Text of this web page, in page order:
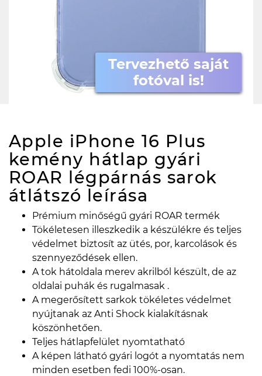
Tervezhető saját
fotóval is!
Apple iPhone 16 Plus
kemény hátlap gyári
ROAR légpárnás sarok
átlátszó leírása
Prémium minőségű gyári ROAR termék
Tökéletesen illeszkedik a készülékre és teljes
védelmet biztosít az ütés, por, karcolások és
szennyeződések ellen.
A tok hátoldala merev akrilból készült, de az
oldalai puhák és rugalmasak .
A megerősített sarkok tökéletes védelmet
nyújtanak az Anti Shock kialakításnak
köszönhetően.
Teljes hátlapfelület nyomtatható
A képen látható gyári logót a nyomtatás nem
minden esetben fedi 100%-osan.